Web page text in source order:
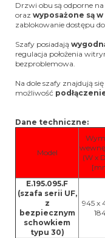
Drzwi obu są odporne
oraz wyposażone są
zablokowanie dostępu
Szafy posiadają
regulacja położenia
bezproblemowa.
Na dole szafy znajdują
możliwość
Dane techniczne:
Model
(W x
E.195.095.F
(szafa serii UF,
z
bezpiecznym
schowkiem
typu 30)
945 x